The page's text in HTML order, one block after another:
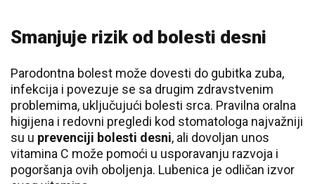
Smanjuje rizik od bolesti desni
Parodontna bolest može dovesti do gubitka zuba,
infekcija i povezuje se sa drugim zdravstvenim
problemima, uključujući bolesti srca. Pravilna oralna
higijena i redovni pregledi kod stomatologa najvažniji
su u prevenciji bolesti desni, ali dovoljan unos
vitamina C može pomoći u usporavanju razvoja i
pogoršanja ovih oboljenja. Lubenica je odličan izvor